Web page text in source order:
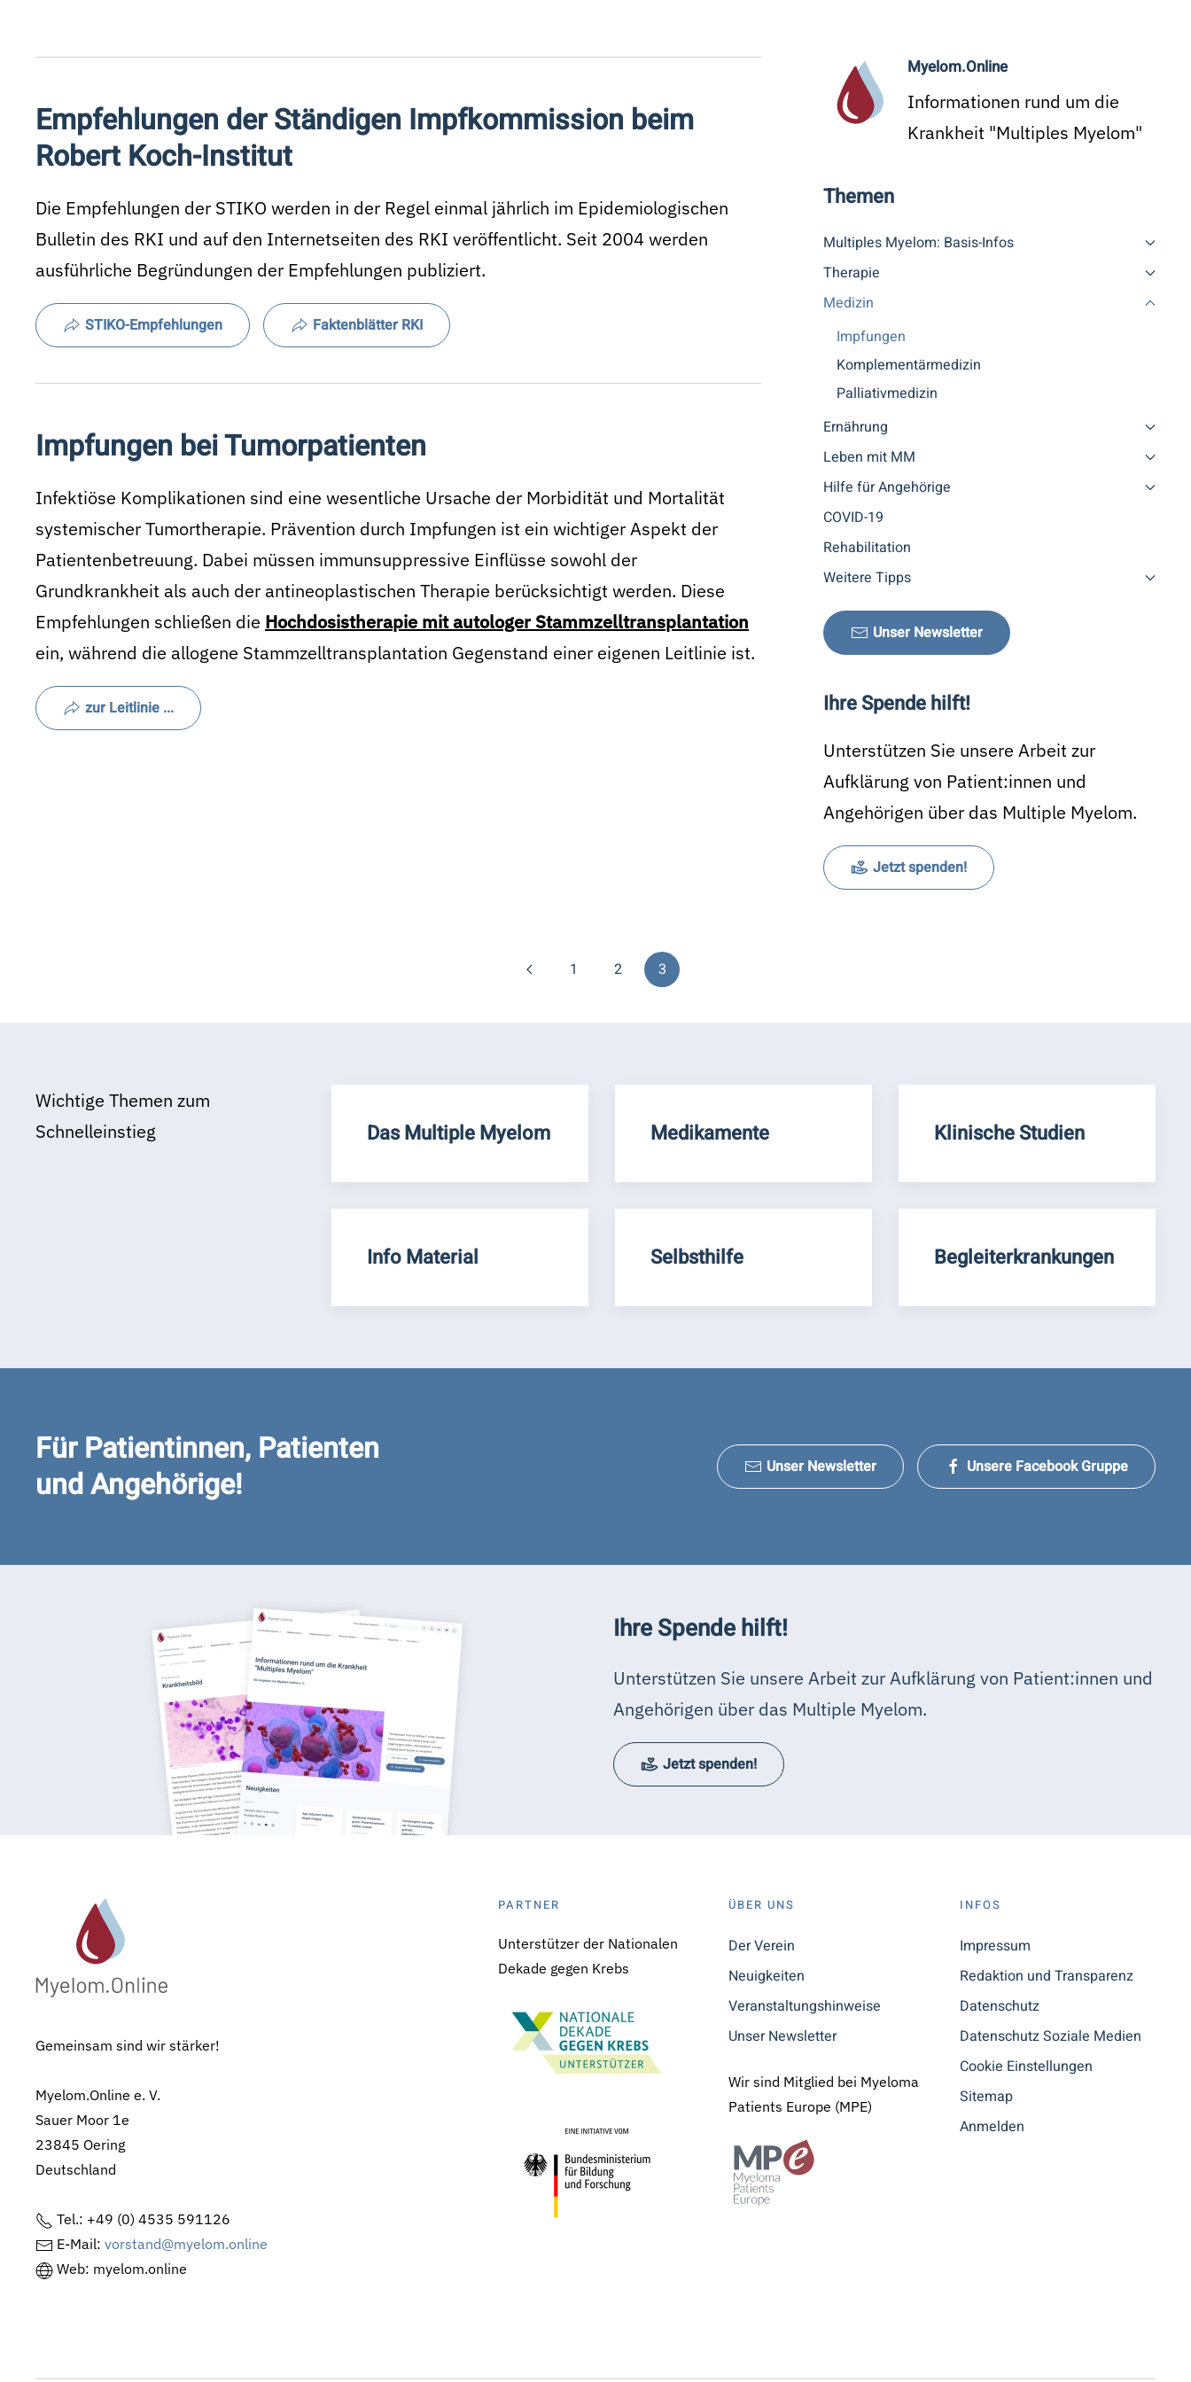
Empfehlungen der Ständigen Impfkommission beim
Robert Koch-Institut
Die Empfehlungen der STIKO werden in der Regel einmal jährlich im Epidemiologischen
Bulletin des RKI und auf den Internetseiten des RKI veröffentlicht. Seit 2004 werden
ausführliche Begründungen der Empfehlungen publiziert.
STIKO-Empfehlungen Faktenblätter RKI
Impfungen bei Tumorpatienten
Infektiöse Komplikationen sind eine wesentliche Ursache der Morbidität und Mortalität
systemischer Tumortherapie. Prävention durch Impfungen ist ein wichtiger Aspekt der
Patientenbetreuung. Dabei müssen immunsuppressive Einflüsse sowohl der
Grundkrankheit als auch der antineoplastischen Therapie berücksichtigt werden. Diese
Empfehlungen schließen die Hochdosistherapie mit autologer Stammzelltransplantation
ein, während die allogene Stammzelltransplantation Gegenstand einer eigenen Leitlinie ist.
zur Leitlinie ...
Myelom.Online
Informationen rund um die
Krankheit "Multiples Myelom"
Themen
Multiples Myelom: Basis-Infos
Therapie
Medizin
Impfungen
Komplementärmedizin
Palliativmedizin
Ernährung
Leben mit MM
Hilfe für Angehörige
COVID-19
Rehabilitation
Weitere Tipps
Unser Newsletter
Ihre Spende hilft!
Unterstützen Sie unsere Arbeit zur
Aufklärung von Patient:innen und
Angehörigen über das Multiple Myelom.
Jetzt spenden!
1 2 3
Wichtige Themen zum
Schnelleinstieg
Das Multiple Myelom Medikamente Klinische Studien
Info Material Selbsthilfe Begleiterkrankungen
Für Patientinnen, Patienten
und Angehörige!
Unser Newsletter Unsere Facebook Gruppe
Ihre Spende hilft!
Unterstützen Sie unsere Arbeit zur Aufklärung von Patient:innen und
Angehörigen über das Multiple Myelom.
Jetzt spenden!
Gemeinsam sind wir stärker!
Myelom.Online e. V.
Sauer Moor 1e
23845 Oering
Deutschland
Tel.: +49 (0) 4535 591126
E-Mail: vorstand@myelom.online
Web: myelom.online
PARTNER
Unterstützer der Nationalen
Dekade gegen Krebs
ÜBER UNS
Der Verein
Neuigkeiten
Veranstaltungshinweise
Unser Newsletter
Wir sind Mitglied bei Myeloma
Patients Europe (MPE)
INFOS
Impressum
Redaktion und Transparenz
Datenschutz
Datenschutz Soziale Medien
Cookie Einstellungen
Sitemap
Anmelden